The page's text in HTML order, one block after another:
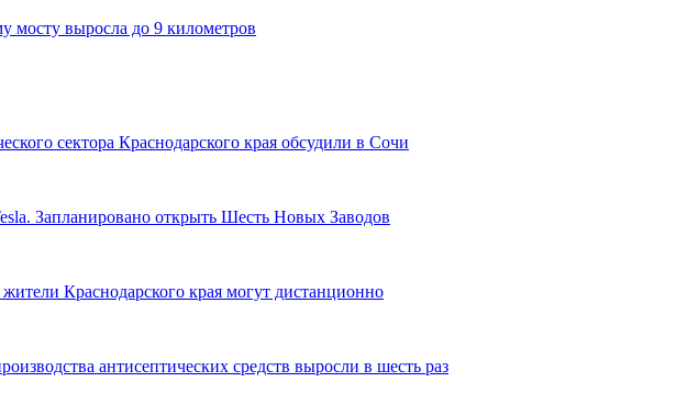
мосту выросла до 9 километров
сектора Краснодарского края обсудили в Сочи
Запланировано открыть Шесть Новых Заводов
Краснодарского края могут дистанционно
антисептических средств выросли в шесть раз